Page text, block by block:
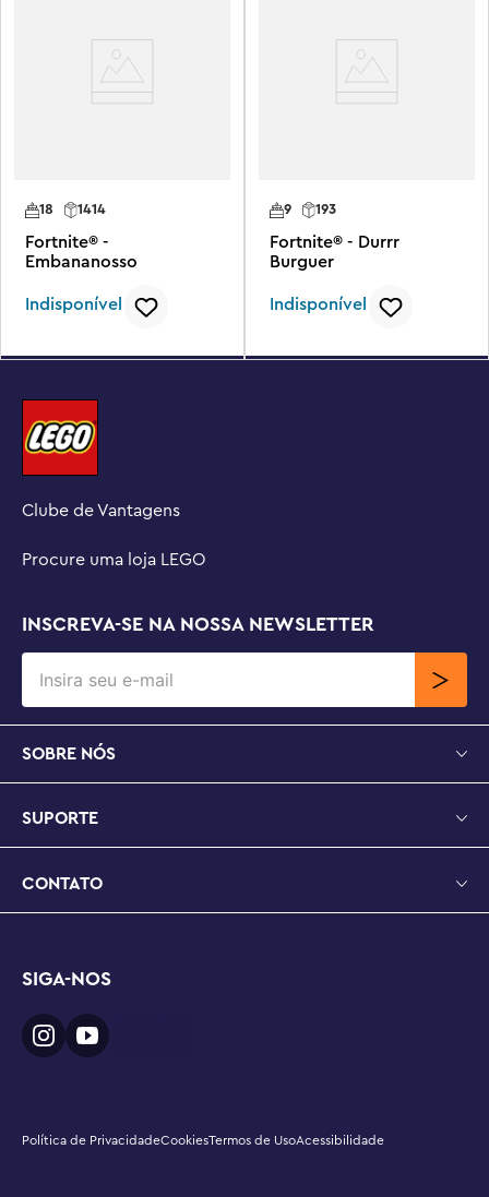
18 1414
Fortnite® -
Embananosso
Indisponível
193
9
Fortnite® - Durrr
Burguer
Indisponível
Clube de Vantagens
Procure uma loja LEGO
INSCREVA-SE NA NOSSA NEWSLETTER
SOBRE NÓS
SUPORTE
CONTATO
SIGA-NOS
Política de PrivacidadeCookiesTermos de UsoAcessibilidade